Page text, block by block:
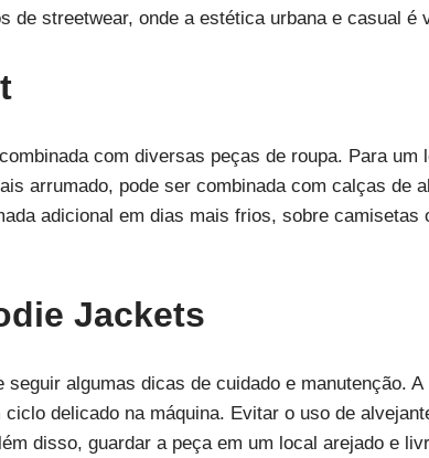
streetwear, onde a estética urbana e casual é
com diversas peças de roupa. Para um
arrumado, pode ser combinada com calças de
adicional em dias mais frios, sobre camisetas
Jackets
algumas dicas de cuidado e manutenção. A
delicado na máquina. Evitar o uso de
disso, guardar a peça em um local arejado e